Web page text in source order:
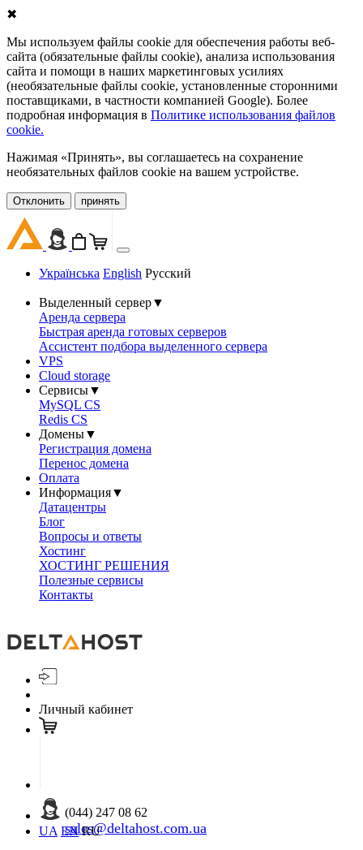
✖
Мы используем файлы cookie для обеспечения работы веб-
сайта (обязательные файлы cookie), анализа использования
сайта и помощи в наших маркетинговых усилиях
(необязательные файлы cookie, установленные сторонними
поставщиками, в частности компанией Google). Более
подробная информация в Политике использования файлов
cookie.
Нажимая «Принять», вы соглашаетесь на сохранение
необязательных файлов cookie на вашем устройстве.
Oтклонить принять
Українська English Русский
Выделенный сервер▼
Аренда сервера
Быстрая аренда готовых серверов
Ассистент подбора выделенного сервера
VPS
Cloud storage
Сервисы▼
MySQL CS
Redis CS
Домены▼
Регистрация домена
Перенос домена
Оплата
Информация▼
Датацентры
Блог
Вопросы и ответы
Хостинг
ХОСТИНГ РЕШЕНИЯ
Полезные сервисы
Контакты
Личный кабинет
(044) 247 08 62
sales@deltahost.com.ua
UA EN RU